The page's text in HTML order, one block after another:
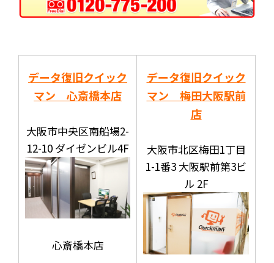
データ復旧クイック
マン 心斎橋本店
大阪市中央区南船場2-
12-10 ダイゼンビル4F
心斎橋本店
データ復旧クイック
マン 梅田大阪駅前
店
大阪市北区梅田1丁目
1-1番3 大阪駅前第3ビ
ル 2F